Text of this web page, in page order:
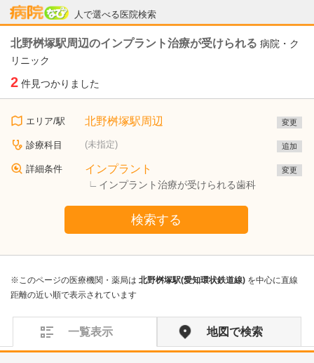
人で選べる医院検索
病院なび
北野桝塚駅周辺のインプラント治療が受けられる 病院・ク
リニック
2 件見つかりました
エリア/駅 北野桝塚駅周辺 変更
診療科目 (未指定) 追加
詳細条件 インプラント
インプラント治療が受けられる歯科
変更
検索する
※このページの医療機関・薬局は 北野桝塚駅(愛知環状鉄道線) を中心に直線
距離の近い順で表示されています
一覧表示 地図で検索